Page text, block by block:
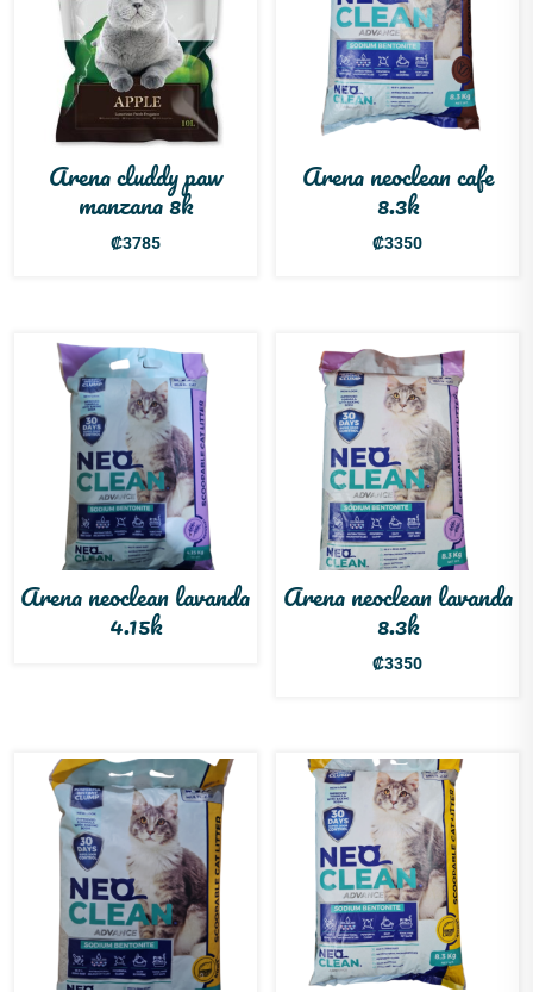
Arena cluddy paw
manzana 8k
₡3785
Arena neoclean cafe
8.3k
₡3350
Arena neoclean lavanda
4.15k
Arena neoclean lavanda
8.3k
₡3350